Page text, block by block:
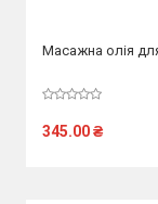
Масажна олія
345.00₴